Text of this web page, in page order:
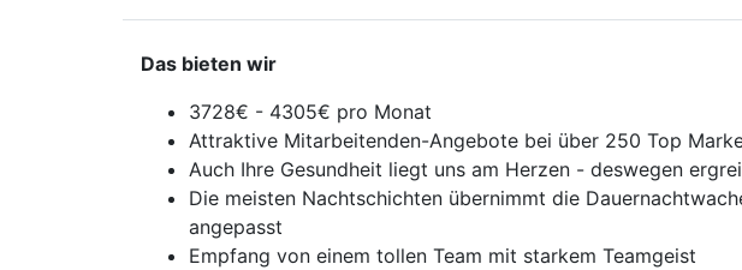
Das bieten wir
3728€ - 4305€ pro Monat
Attraktive Mitarbeitenden-Angebote bei über 250 Top
Auch Ihre Gesundheit liegt uns am Herzen - deswegen
Die meisten Nachtschichten übernimmt die
angepasst
Empfang von einem tollen Team mit starkem Teamgeist